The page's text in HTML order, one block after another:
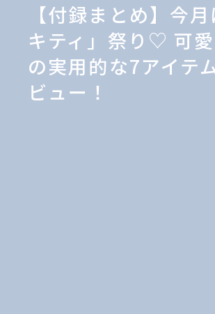
【付録まとめ】今
キティ」祭り♡ 可
の実用的な7アイテ
ビュー！